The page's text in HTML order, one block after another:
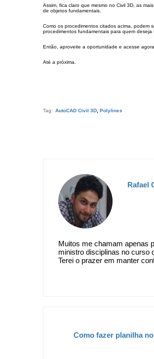
Assim, fica claro que mesmo no Civil 3D, as
de objetos fundamentais.
Como os procedimentos citados acima, podem
procedimentos fundamentais para quem deseja
Então, aproveite a oportunidade e acesse
Até a próxima.
Tag: AutoCAD Civil 3D Polylines
Rafael
Muitos me chamam apenas
ministro disciplinas no curso
Terei o prazer em manter
Como fazer planilha